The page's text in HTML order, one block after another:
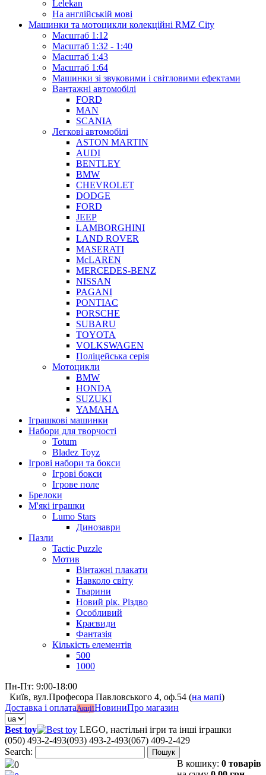
Lelekan
На англійській мові
Машинки та мотоцикли колекційні RMZ City
Масштаб 1:12
Масштаб 1:32 - 1:40
Масштаб 1:43
Масштаб 1:64
Машинки зі звуковими і світловими ефектами
Вантажні автомобілі
FORD
MAN
SCANIA
Легкові автомобілі
ASTON MARTIN
AUDI
BENTLEY
BMW
CHEVROLET
DODGE
FORD
JEEP
LAMBORGHINI
LAND ROVER
MASERATI
McLAREN
MERCEDES-BENZ
NISSAN
PAGANI
PONTIAC
PORSCHE
SUBARU
TOYOTA
VOLKSWAGEN
Поліцейська серія
Мотоцикли
BMW
HONDA
SUZUKI
YAMAHA
Іграшкові машинки
Набори для творчості
Totum
Bladez Toyz
Ігрові набори та бокси
Ігрові бокси
Ігрове поле
Брелоки
М'які іграшки
Lumo Stars
Динозаври
Пазли
Tactic Puzzle
Мотив
Вінтажні плакати
Навколо світу
Тварини
Новий рік. Різдво
Особливий
Краєвиди
Фантазія
Кількість елементів
500
1000
Пн-Пт: 9:00-18:00
Київ, вул.Професора Павловського 4, оф.54 (на мапі)
Доставка і оплатаАкціїНовиниПро магазин
Best toy
LEGO, настільні ігри та інші іграшки
(050) 493-2-493(093) 493-2-493(067) 409-2-429
Search:
Пошук
0 В кошику: 0 товарів